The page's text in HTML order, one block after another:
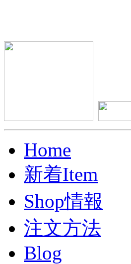
Home
新着Item
Shop情報
注文方法
Blog